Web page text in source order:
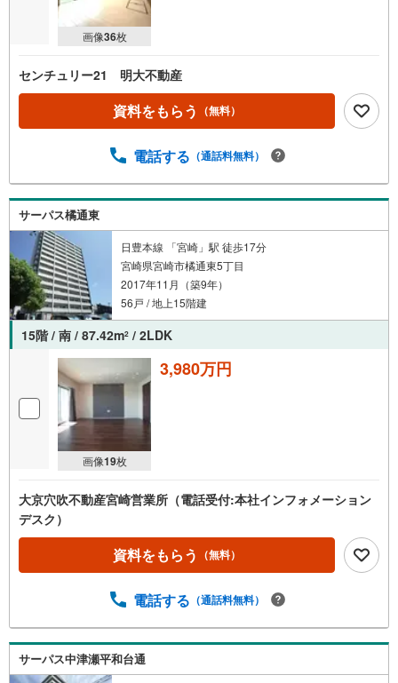
画像36枚
センチュリー21 明大不動産
資料をもらう （無料）
電話する （通話料無料）
サーパス橘通東
日豊本線 「宮崎」駅 徒歩17分
宮崎県宮崎市橘通東5丁目
2017年11月（築9年）
56戸 / 地上15階建
15階 / 南 / 87.42m2 / 2LDK
画像19枚
3,980万円
大京穴吹不動産宮崎営業所（電話受付:本社インフォメーション
デスク）
資料をもらう （無料）
電話する （通話料無料）
サーパス中津瀬平和台通